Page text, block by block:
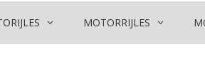
MOTORRIJLES